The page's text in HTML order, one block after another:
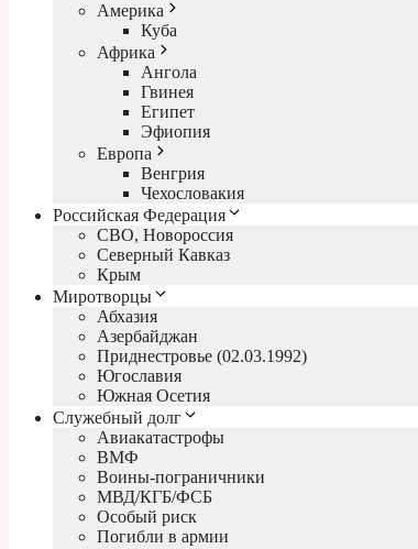
Америка
Куба
Африка
Ангола
Гвинея
Египет
Эфиопия
Европа
Венгрия
Чехословакия
Российская Федерация
СВО, Новороссия
Северный Кавказ
Крым
Миротворцы
Абхазия
Азербайджан
Приднестровье (02.03.1992)
Югославия
Южная Осетия
Служебный долг
Авиакатастрофы
ВМФ
Воины-пограничники
МВД/КГБ/ФСБ
Особый риск
Погибли в армии